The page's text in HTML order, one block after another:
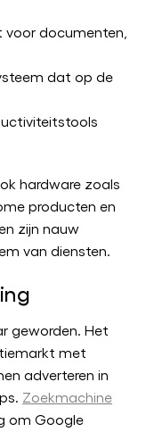
documenten,
dat op de
hardware zoals
producten en
zijn nauw
van diensten.
geworden. Het
met
adverteren in
Zoekmachine
om Google